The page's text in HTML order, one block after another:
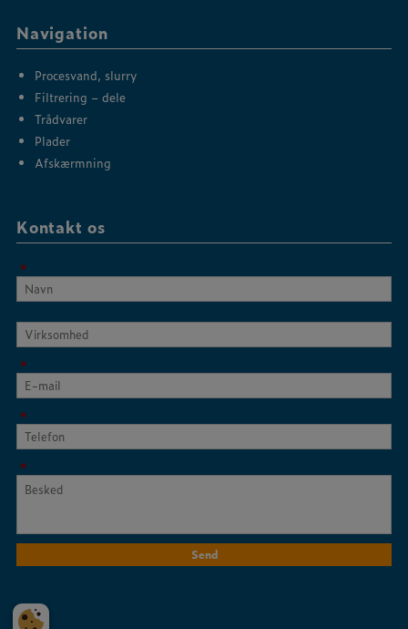
Navigation
Procesvand, slurry
Filtrering – dele
Trådvarer
Plader
Afskærmning
Kontakt os
*
Virksomhed
*
*
*